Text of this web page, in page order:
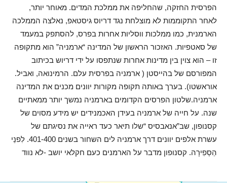
הפרסית החזקה, שהחליפה את ממלכת המדים. מאוחר יותר,
לאחר התקוממות לא מוצלחת נגד דריוס גיסטאפ, נאלצה הממלכה
הארמנית, כמו ממלכות ווסליות אחרות בפרס, להסתפק במעמד
של סאטפיות. האזכור הראשון של המדינה “ארמניה” הוא מתקופה
זו – הוא צוין בין מדינות אחרות שנתפסו על ידי דריוש בכיתוב
המפורסם של בהייסטן ( ארמניה בפרסית עלם. הרמינואה, ואביל.
אוראשטו). בערך באותה תקופה מקורות יוונים מכנים את המדינה
ארמניה.שלטון הפרסים הקדומים בארמניה נמשך יותר ממאתיים
שנה. על חייה של ארמניה בעידן האכמנידים יש מידע מסוים של
קסנופון, שב”אנאבסיס “שלו תיאר כעד ראייה את נסיגתם של
עשרת אלפים יוונים דרך ארמניה לים השחור בשנים 401-400. לִפנֵי
הַסְפִירָה. קסנופון מדבר על הארמנים כעם חקלאי יושב -לא נווד